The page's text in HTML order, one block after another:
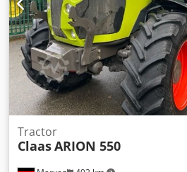
Tractor
ClaasARION 550